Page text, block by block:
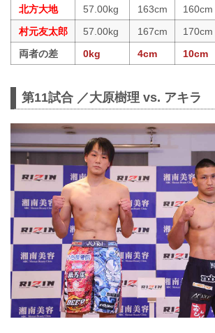
北方大地
57.00kg 163cm
160cm
村元友太郎
57.00kg 167cm
170cm
両者の差
0kg 4cm 10cm
第11試合 ／大原樹理 vs. アキラ